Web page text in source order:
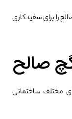
را برای سفیدکاری
صالح
مختلف ساختمانی